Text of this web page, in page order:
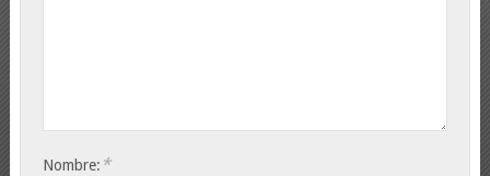
Nombre: *